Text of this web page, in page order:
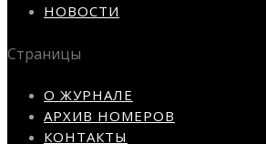
НОВОСТИ
Страницы
О ЖУРНАЛЕ
АРХИВ НОМЕРОВ
КОНТАКТЫ